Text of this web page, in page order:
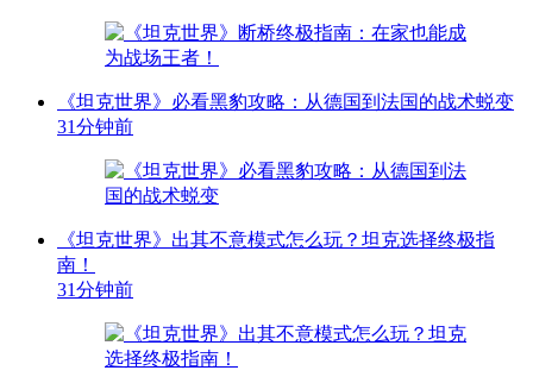
《坦克世界》必看黑豹攻略：从德国到法国的战术蜕变
31分钟前
《坦克世界》出其不意模式怎么玩？坦克选择终极指
南！
31分钟前